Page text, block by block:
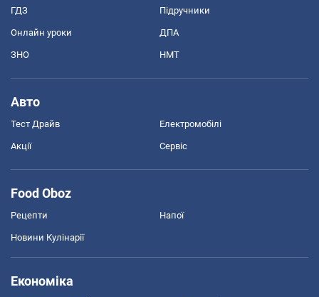
ГДЗ Підручники
Онлайн уроки ДПА
ЗНО НМТ
Авто
Тест Драйв Електромобілі
Акції Сервіс
Food Oboz
Рецепти Напої
Новини Кулінарії
Економіка